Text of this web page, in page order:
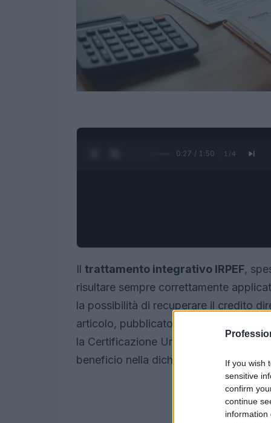
If you wish
sensitive
confirm
continue
information
0:28 / 1:50 1 /4
Il trattamento integrativo IRPEF,
risultare sempre correttamente
la possibilità di recuperare il credito
articolo, pubblicato il
la Certificazione Unica, identificare il
beneficio nella dichiarazione dei